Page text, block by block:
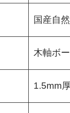
国産自
木軸ボ
1.5mm